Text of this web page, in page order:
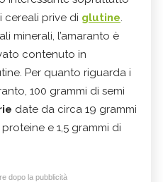
cereali prive di glutine.
minerali, l’amaranto è
contenuto in
Per quanto riguarda i
100 grammi di semi
date da circa 19 grammi
e 1,5 grammi di
dopo la pubblicità